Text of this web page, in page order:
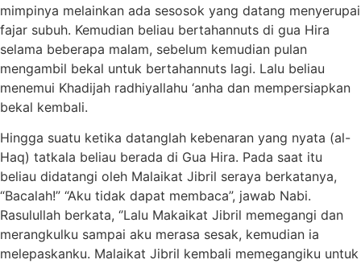
mimpinya melainkan ada sesosok yang datang menyerupai
fajar subuh. Kemudian beliau bertahannuts di gua Hira
selama beberapa malam, sebelum kemudian pulan
mengambil bekal untuk bertahannuts lagi. Lalu beliau
menemui Khadijah radhiyallahu ‘anha dan mempersiapkan
bekal kembali.
Hingga suatu ketika datanglah kebenaran yang nyata (al-
Haq) tatkala beliau berada di Gua Hira. Pada saat itu
beliau didatangi oleh Malaikat Jibril seraya berkatanya,
“Bacalah!” “Aku tidak dapat membaca”, jawab Nabi.
Rasulullah berkata, ‘’Lalu Makaikat Jibril memegangi dan
merangkulku sampai aku merasa sesak, kemudian ia
melepaskanku. Malaikat Jibril kembali memegangiku untuk